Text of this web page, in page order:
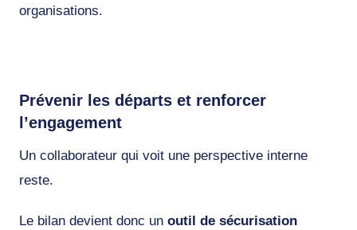
organisations.
Prévenir les départs et renforcer
l’engagement
Un collaborateur qui voit une perspective interne
reste.
Le bilan devient donc un outil de sécurisation